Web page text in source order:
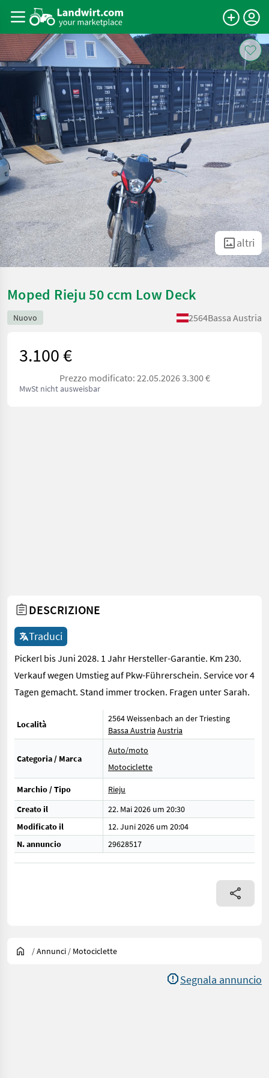
altri
Moped Rieju 50 ccm Low Deck
Nuovo 2564Bassa Austria
3.100 €
Prezzo modificato: 22.05.2026 3.300 €
MwSt nicht ausweisbar
DESCRIZIONE
Traduci
Pickerl bis Juni 2028. 1 Jahr Hersteller-Garantie. Km 230.
Verkauf wegen Umstieg auf Pkw-Führerschein. Service vor 4
Tagen gemacht. Stand immer trocken. Fragen unter Sarah.
Località
2564 Weissenbach an der Triesting
Bassa Austria Austria
Categoria / Marca
Auto/moto
Motociclette
Marchio / Tipo
Rieju
Creato il
22. Mai 2026 um 20:30
Modificato il
12. Juni 2026 um 20:04
N. annuncio
29628517
/Annunci / Motociclette
Segnala annuncio